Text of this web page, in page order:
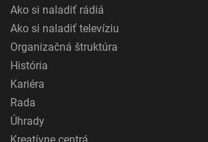
Ako si naladiť rádiá
Ako si naladiť televíziu
Organizačná štruktúra
História
Kariéra
Rada
Úhrady